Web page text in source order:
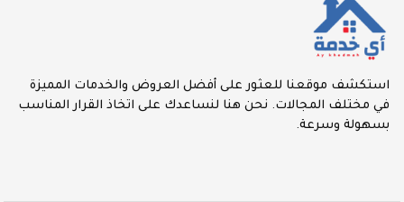
استكشف موقعنا للعثور على أفضل العروض والخدمات المميزة
في مختلف المجالات. نحن هنا لنساعدك على اتخاذ القرار المناسب
بسهولة وسرعة.